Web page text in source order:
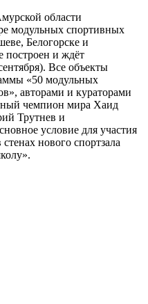
области
модульных спортивных
Белогорске и
построен и ждёт
Все объекты
«50 модульных
авторами и кураторами
чемпион мира Хаид
Трутнев и
условие для участия
нового спортзала